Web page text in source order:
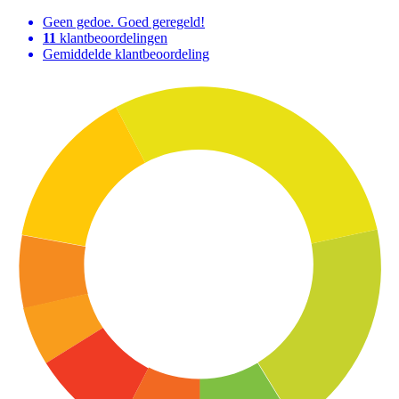
Geen gedoe. Goed geregeld!
11 klantbeoordelingen
Gemiddelde klantbeoordeling